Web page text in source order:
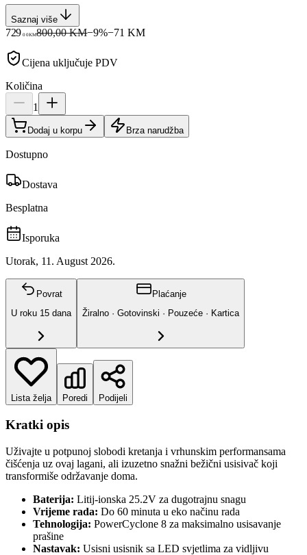
Saznaj više
729 00KM800,00 KM−9%−71 KM
Cijena uključuje PDV
Količina
1
Dodaj u korpu Brza narudžba
Dostupno
Dostava
Besplatna
Isporuka
Utorak, 11. August 2026.
Povrat
U roku 15 dana
Plaćanje
Žiralno · Gotovinski · Pouzeće · Kartica
Lista želja Poredi Podijeli
Kratki opis
Uživajte u potpunoj slobodi kretanja i vrhunskim performansama
čišćenja uz ovaj lagani, ali izuzetno snažni bežični usisivač koji
transformiše održavanje doma.
Baterija: Litij-ionska 25.2V za dugotrajnu snagu
Vrijeme rada: Do 60 minuta u eko načinu rada
Tehnologija: PowerCyclone 8 za maksimalno usisavanje
prašine
Nastavak: Usisni usisnik sa LED svjetlima za vidljivu